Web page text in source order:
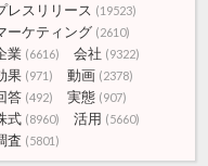
レスリリース (19523)
ーケティング (2610)
業 (6616) 会社 (9322)
果 (971) 動画 (2378)
答 (492) 実態 (907)
式 (8960) 活用 (5660)
査 (5801)